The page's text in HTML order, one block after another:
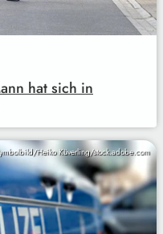
hat sich in
Heiko Küverling/stock.adobe.com